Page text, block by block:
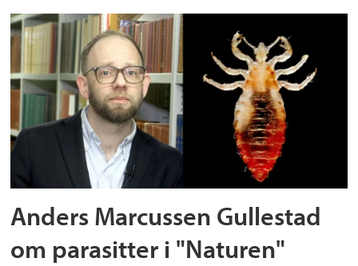
Anders Marcussen Gullestad
om parasitter i "Naturen"